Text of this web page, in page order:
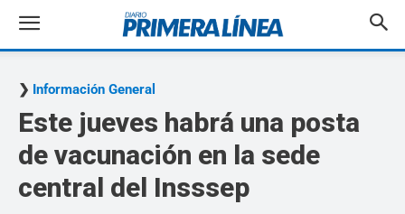
Información General
Este jueves habrá una posta
de vacunación en la sede
central del Insssep